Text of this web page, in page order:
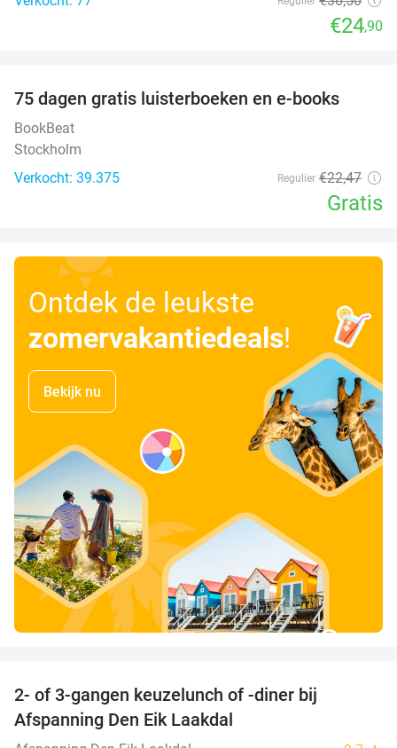
€24,90
75 dagen gratis luisterboeken en e-books
BookBeat
Stockholm
Verkocht: 39.375
Regulier €22,47
Gratis
Ontdek de leukste
zomervakantiedeals!
Bekijk nu
2- of 3-gangen keuzelunch of -diner bij
Afspanning Den Eik Laakdal